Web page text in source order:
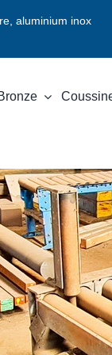
aluminium inox